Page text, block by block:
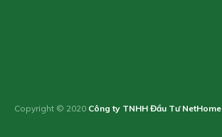
Copyright © 2020 Công ty TNHH Đầu Tư NetHome